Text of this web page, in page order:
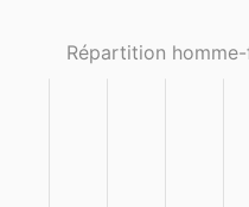
Répartition